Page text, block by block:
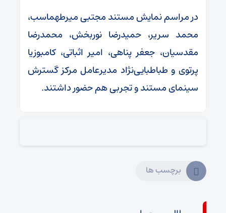
در مراسم نمایش مستند مجتبی میرطهماسب،
محمد سریر، حمیدرضا نوربخش، محمدرضا
مقدسیان، جعفر پناهی، امیر اثباتی، کامبوزیا
پرتوی و طباطبایی‌نژاد مدیرعامل مرکز گسترش
سینمای مستند و تجربی هم حضور داشتند.
برچسب ها